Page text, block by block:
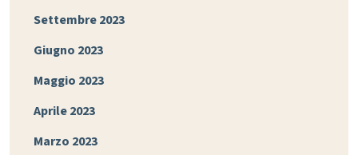
Settembre 2023
Giugno 2023
Maggio 2023
Aprile 2023
Marzo 2023